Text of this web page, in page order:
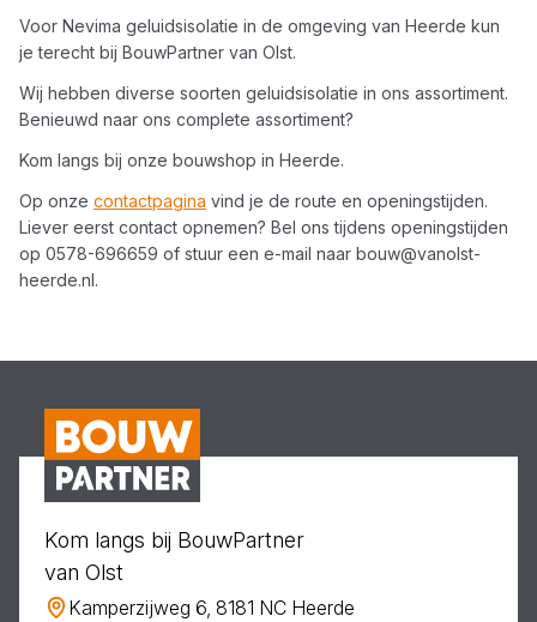
Voor Nevima geluidsisolatie in de omgeving van Heerde kun
je terecht bij BouwPartner van Olst.
Wij hebben diverse soorten geluidsisolatie in ons assortiment.
Benieuwd naar ons complete assortiment?
Kom langs bij onze bouwshop in Heerde.
Op onze contactpagina vind je de route en openingstijden.
Liever eerst contact opnemen? Bel ons tijdens openingstijden
op 0578-696659 of stuur een e-mail naar bouw@vanolst-
heerde.nl.
Kom langs bij BouwPartner
van Olst
Kamperzijweg 6, 8181 NC Heerde